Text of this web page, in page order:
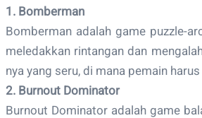
1. Bomberman
Bomberman adalah game puzzle-
meledakkan rintangan dan
nya yang seru, di mana pemain
2. Burnout Dominator
Burnout Dominator adalah game